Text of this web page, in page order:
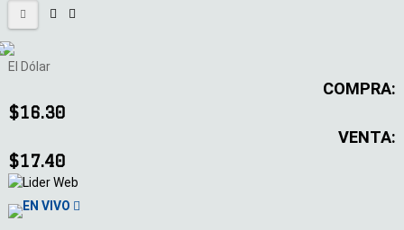
El Dólar
COMPRA:
$16.30
VENTA:
$17.40
EN VIVO